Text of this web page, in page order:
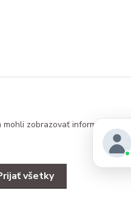
zobrazovať informácie
všetky